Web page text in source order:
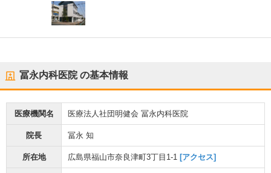
冨永内科医院の基本情報
医療機関名 医療法人社団明健会 冨永内科医院
院長 冨永 知
所在地 広島県福山市奈良津町3丁目1-1 [アクセス]